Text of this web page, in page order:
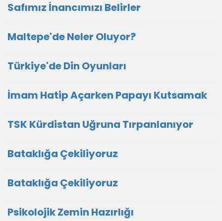
Safımız İnancımızı Belirler
Maltepe'de Neler Oluyor?
Türkiye'de Din Oyunları
İmam Hatip Açarken Papayı Kutsamak
TSK Kürdistan Uğruna Tırpanlanıyor
Bataklığa Çekiliyoruz
Bataklığa Çekiliyoruz
Psikolojik Zemin Hazırlığı